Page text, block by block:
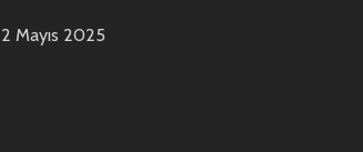
2 Mayıs 2025